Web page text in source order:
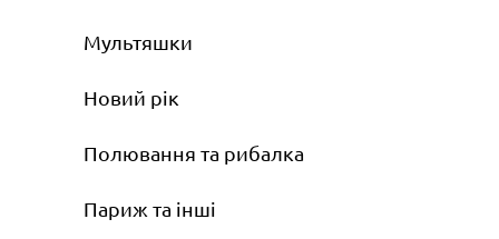
Мультяшки
Новий рік
Полювання та рибалка
Париж та інші